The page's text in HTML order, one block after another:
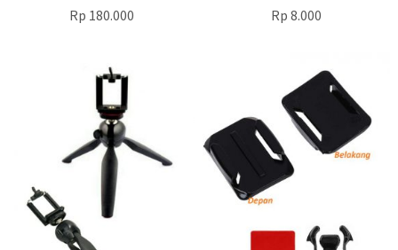
Rp 180.000 Rp 8.000